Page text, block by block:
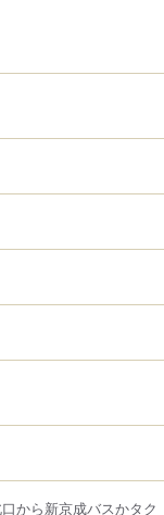
から新京成バスかタク